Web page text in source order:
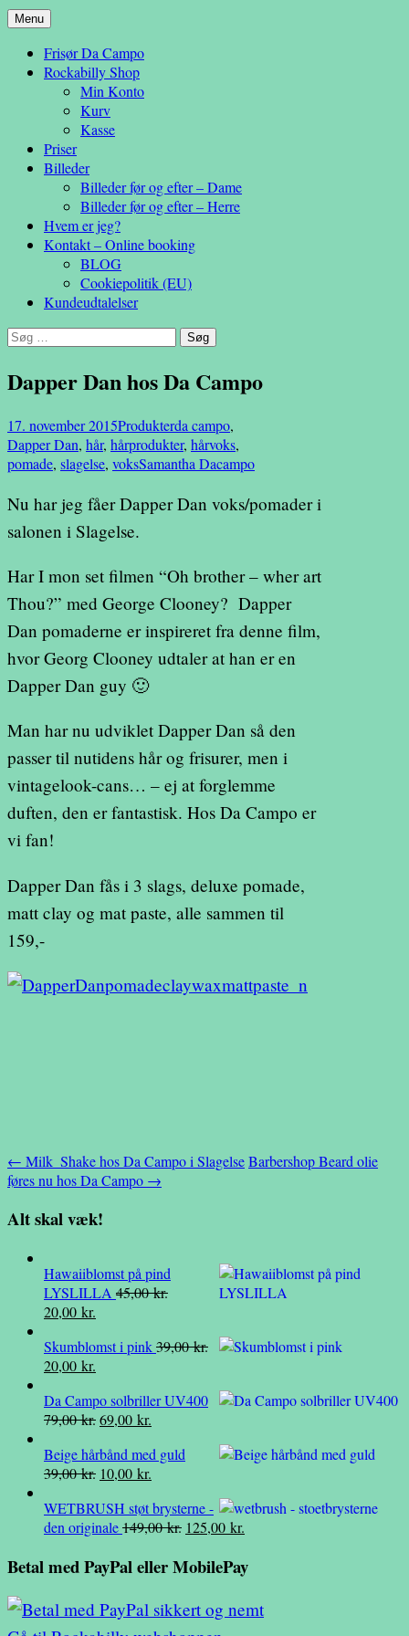
Da Campo
– en anderledes frisøroplevelse
Menu Hop
indhold
Frisør Da Campo
Rockabilly Shop
Min Konto
Kurv
Kasse
Priser
Billeder
Billeder før og efter – Dame
Billeder før og efter – Herre
Hvem er jeg?
Kontakt – Online booking
BLOG
Cookiepolitik (EU)
Kundeudtalelser
Søg
Dapper Dan hos Da Campo
17. november 2015Produkterda campo,
Dapper Dan, hår, hårprodukter, hårvoks,
pomade, slagelse, voksSamantha Dacampo
Nu har jeg fåer Dapper Dan voks/pomader i
salonen i Slagelse.
Har I mon set filmen “Oh brother – wher art
Thou?” med George Clooney? Dapper
Dan pomaderne er inspireret fra denne film,
hvor Georg Clooney udtaler at han er en
Dapper Dan guy 🙂
Man har nu udviklet Dapper Dan så den
passer til nutidens hår og frisurer, men i
vintagelook-cans… – ej at forglemme
duften, den er fantastisk. Hos Da Campo er
vi fan!
Dapper Dan fås i 3 slags, deluxe pomade,
matt clay og mat paste, alle sammen til
159,-
Indlægsnavigation
← Milk_Shake hos Da Campo i SlagelseBarbershop Beard olie
føres nu hos Da Campo →
Alt skal væk!
Hawaiiblomst på pind
LYSLILLA 45,00kr.
Den
pris
var:
20,00 kr.
pris
er:
Skumblomst i pink39,00kr.
Den
pris
var:
20,00 kr.
pris
er:
Da Campo solbriller UV400
79,00kr.Den
pris
var:
69,00 kr.
pris
er:
Beige hårbånd med guld
39,00kr. Den
pris
var:
10,00 kr.
pris
er:
WETBRUSH støt brysterne -
den originale149,00kr. Den
pris
149,00 kr..
125,00 kr.
pris
125,00 kr..
Betal med PayPal eller MobilePay